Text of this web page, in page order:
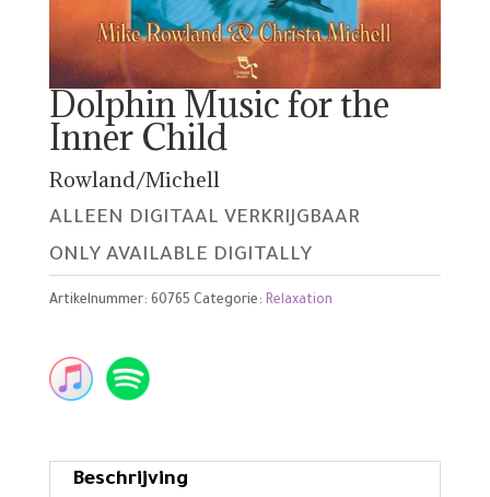
Dolphin Music for the
Inner Child
Rowland/Michell
ALLEEN DIGITAAL VERKRIJGBAAR
ONLY AVAILABLE DIGITALLY
Artikelnummer: 60765 Categorie: Relaxation
Beschrijving